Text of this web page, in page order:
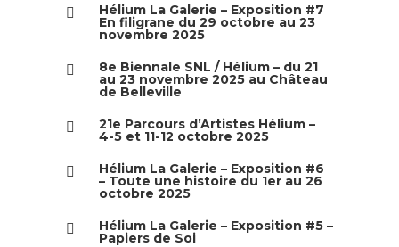
Hélium La Galerie – Exposition #7
En filigrane du 29 octobre au 23
novembre 2025
8e Biennale SNL / Hélium – du 21
au 23 novembre 2025 au Château
de Belleville
21e Parcours d’Artistes Hélium –
4-5 et 11-12 octobre 2025
Hélium La Galerie – Exposition #6
– Toute une histoire du 1er au 26
octobre 2025
Hélium La Galerie – Exposition #5 –
Papiers de Soi